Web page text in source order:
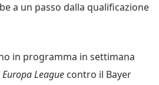
a un passo dalla qualificazione
in programma in settimana
Europa League contro il Bayer